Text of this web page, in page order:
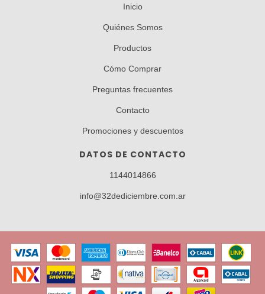
Inicio
Quiénes Somos
Productos
Cómo Comprar
Preguntas frecuentes
Contacto
Promociones y descuentos
DATOS DE CONTACTO
1144014866
info@32dediciembre.com.ar